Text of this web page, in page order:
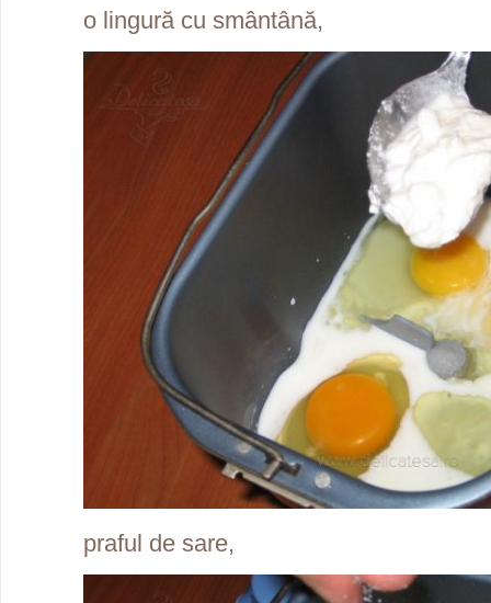
o lingură cu smântână,
praful de sare,